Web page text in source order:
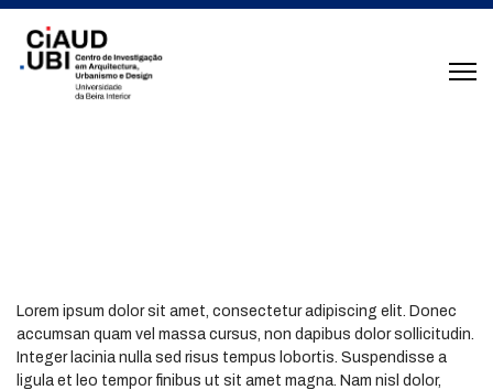
Lorem ipsum dolor sit amet, consectetur adipiscing elit. Donec
accumsan quam vel massa cursus, non dapibus dolor sollicitudin.
Integer lacinia nulla sed risus tempus lobortis. Suspendisse a
ligula et leo tempor finibus ut sit amet magna. Nam nisl dolor,